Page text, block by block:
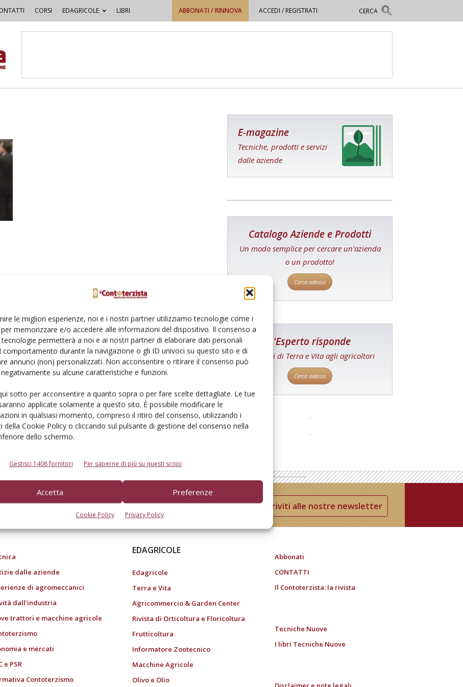
le migliori esperienze, noi e i nostri partner utilizziamo tecnologie come i
memorizzare e/o accedere alle informazioni del dispositivo. Il consenso a
permetterà a noi e ai nostri partner di elaborare dati personali
comportamento durante la navigazione o gli ID univoci su questo sito e di
annunci (non) personalizzati. Non acconsentire o ritirare il consenso può
su alcune caratteristiche e funzioni.
sotto per acconsentire a quanto sopra o per fare scelte dettagliate. Le tue
applicate solamente a questo sito. È possibile modificare le
in qualsiasi momento, compreso il ritiro del consenso, utilizzando i
della Cookie Policy o cliccando sul pulsante di gestione del consenso nella
dello schermo.
Gestisci 1408 fornitori Per saperne di più su questi scopi
Accetta Preferenze
Cookie Policy Privacy Policy
CORSI EDAGRICOLE LIBRI ABBONATI / RINNOVA ACCEDI / REGISTRATI
E-magazine
Tecniche, prodotti e servizi
dalle aziende
Catalogo Aziende e Prodotti
Un modo semplice per cercare un'azienda
o un prodotto!
Cerca adesso
L'Esperto risponde
I consigli di Terra e Vita agli agricoltori
Cerca adesso
dell’agricoltura Iscriviti alle nostre newsletter
dalle aziende
di agromeccanici
dall’industria
trattori e macchine agricole
e mercati
e PSR
Contoterzismo
EDAGRICOLE
Edagricole
Terra e Vita
Agricommercio & Garden Center
Rivista di Orticoltura e Floricoltura
Frutticoltura
Informatore Zootecnico
Macchine Agricole
Olivo e Olio
Abbonati
CONTATTI
Il Contoterzista: la rivista
Tecniche Nuove
I libri Tecniche Nuove